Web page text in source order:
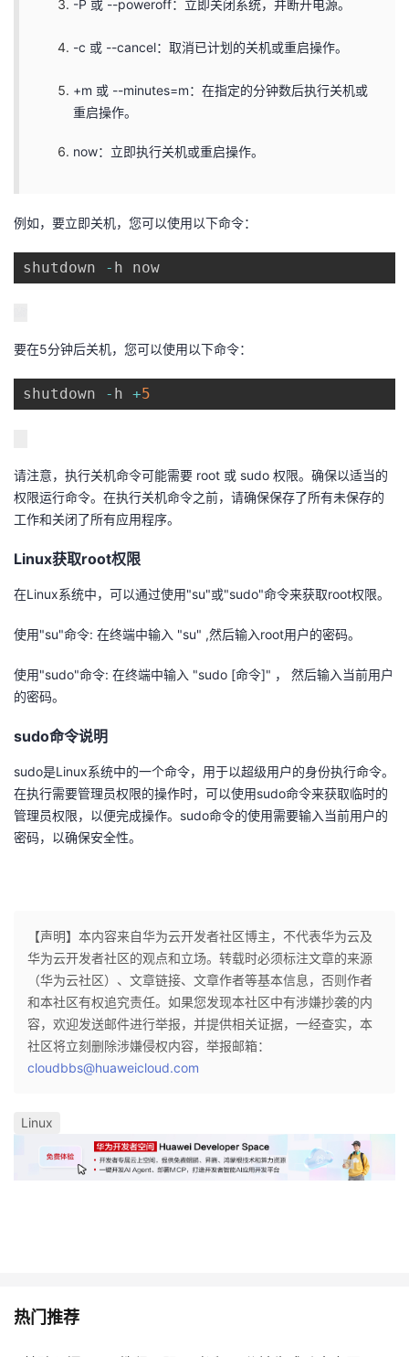
-P 或 --poweroff：立即关闭系统，并断开电源。
-c 或 --cancel：取消已计划的关机或重启操作。
+m 或 --minutes=m：在指定的分钟数后执行关机或
重启操作。
now：立即执行关机或重启操作。
例如，要立即关机，您可以使用以下命令：
shutdown - h now
要在5分钟后关机，您可以使用以下命令：
shutdown - h +5
请注意，执行关机命令可能需要 root 或 sudo 权限。确保以适当的
权限运行命令。在执行关机命令之前，请确保保存了所有未保存的
工作和关闭了所有应用程序。
Linux获取root权限
在Linux系统中，可以通过使用"su"或"sudo"命令来获取root权限。
使用"su"命令: 在终端中输入 "su" ,然后输入root用户的密码。
使用"sudo"命令: 在终端中输入 "sudo [命令]" ， 然后输入当前用户
的密码。
sudo命令说明
sudo是Linux系统中的一个命令，用于以超级用户的身份执行命令。
在执行需要管理员权限的操作时，可以使用sudo命令来获取临时的
管理员权限，以便完成操作。sudo命令的使用需要输入当前用户的
密码，以确保安全性。
【声明】本内容来自华为云开发者社区博主，不代表华为云及
华为云开发者社区的观点和立场。转载时必须标注文章的来源
（华为云社区）、文章链接、文章作者等基本信息，否则作者
和本社区有权追究责任。如果您发现本社区中有涉嫌抄袭的内
容，欢迎发送邮件进行举报，并提供相关证据，一经查实，本
社区将立刻删除涉嫌侵权内容，举报邮箱：
cloudbbs@huaweicloud.com
Linux
热门推荐